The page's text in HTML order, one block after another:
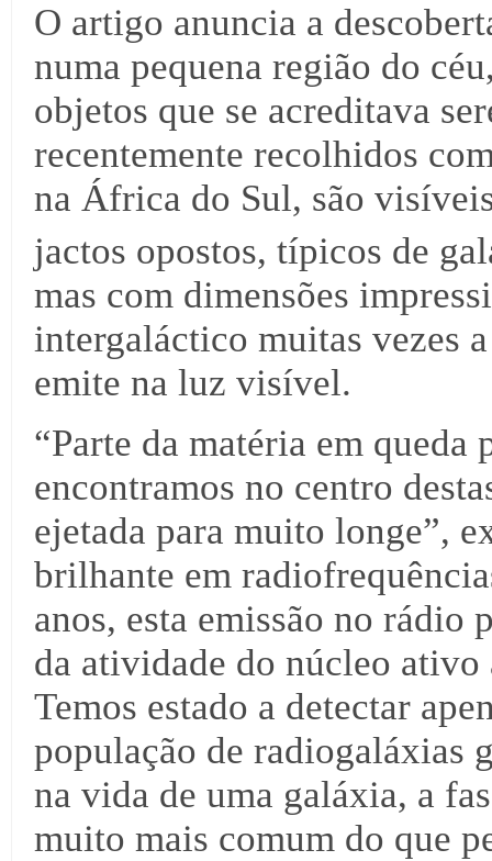
O artigo anuncia a
numa pequena região do
objetos que se acreditava
recentemente recolhidos
na África do Sul, são
jactos opostos, típicos de
mas com dimensões
intergaláctico muitas vezes
emite na luz visível.
“Parte da matéria em queda
encontramos no centro
ejetada para muito longe”,
brilhante em
anos, esta emissão no rádio
da atividade do núcleo
Temos estado a detectar
população de radiogaláxias
na vida de uma galáxia, a
muito mais comum do que